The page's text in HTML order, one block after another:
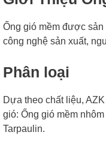
Ống gió mềm được
công nghệ sản xuất,
Phân loại
Dựa theo chất liệu,
gió: Ống gió mềm
Tarpaulin.